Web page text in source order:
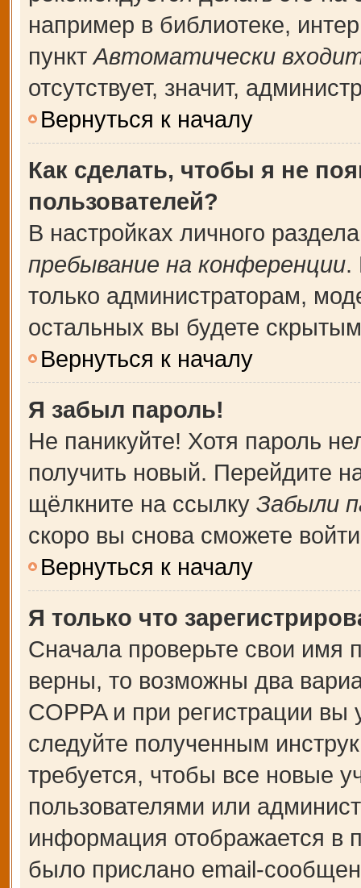
например в библиотеке,
пунктАвтоматически
отсутствует, значит,
Вернуться к началу
Как сделать, чтобы я не
пользователей?
В настройках личного
пребывание на конференции.
только администраторам,
остальных вы будете
Вернуться к началу
Я забыл пароль!
Не паникуйте! Хотя пароль
получить новый. Перейдите
щёлкните на ссылку Забыли
скоро вы снова сможете
Вернуться к началу
Я только что
Сначала проверьте свои имя
верны, то возможны два
COPPA и при регистрации вы
следуйте полученным
требуется, чтобы все новые
пользователями или
информация отображается в
было прислано email-